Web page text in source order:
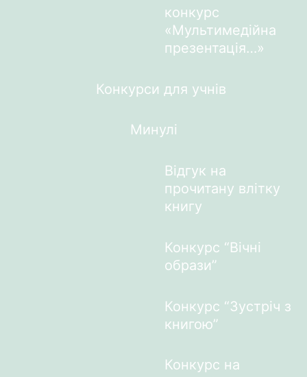
конкурс
«Мультимедійна
презентація…»
Конкурси для учнів
Минулі
Відгук на
прочитану влітку
книгу
Конкурс “Вічні
образи”
Конкурс “Зустріч з
книгою”
Конкурс на